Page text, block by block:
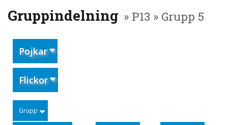
Gruppindelning » P13 » Grupp 5
Pojkar
Flickor
Grupp